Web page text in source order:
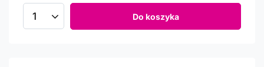
Ilość produktów Do koszyka